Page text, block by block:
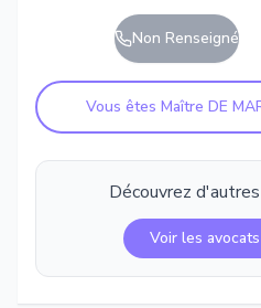
Non Renseigné
Vous êtes Maître DE
Découvrez
Voir les